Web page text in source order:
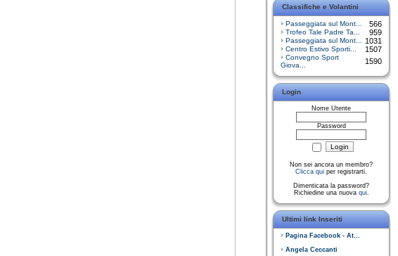
Classifiche e Volantini
Passeggiata sul Mont... 566
Trofeo Tale Padre Ta... 959
Passeggiata sul Mont... 1031
Centro Estivo Sporti... 1507
Convegno Sport
Giova...
1590
Login
Nome Utente
Password
Non sei ancora un membro?
Clicca qui per registrarti.
Dimenticata la password?
Richiedine una nuova qui.
Ultimi link Inseriti
Pagina Facebook - At...
Angela Ceccanti